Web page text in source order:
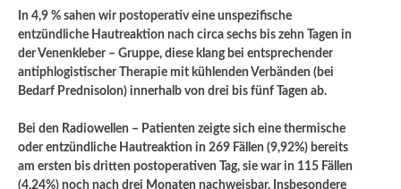
In 4,9 % sahen wir postoperativ eine unspezifische
entzündliche Hautreaktion nach circa sechs bis zehn Tagen in
der Venenkleber – Gruppe, diese klang bei entsprechender
antiphlogistischer Therapie mit kühlenden Verbänden (bei
Bedarf Prednisolon) innerhalb von drei bis fünf Tagen ab.
Bei den Radiowellen – Patienten zeigte sich eine thermische
oder entzündliche Hautreaktion in 269 Fällen (9,92%) bereits
am ersten bis dritten postoperativen Tag, sie war in 115 Fällen
(4,24%) noch nach drei Monaten nachweisbar. Insbesondere